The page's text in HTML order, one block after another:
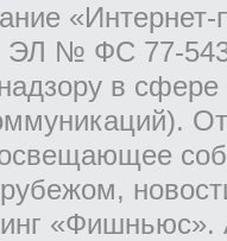
ЭЛ № ФС 77-
в
«Фишньюс».